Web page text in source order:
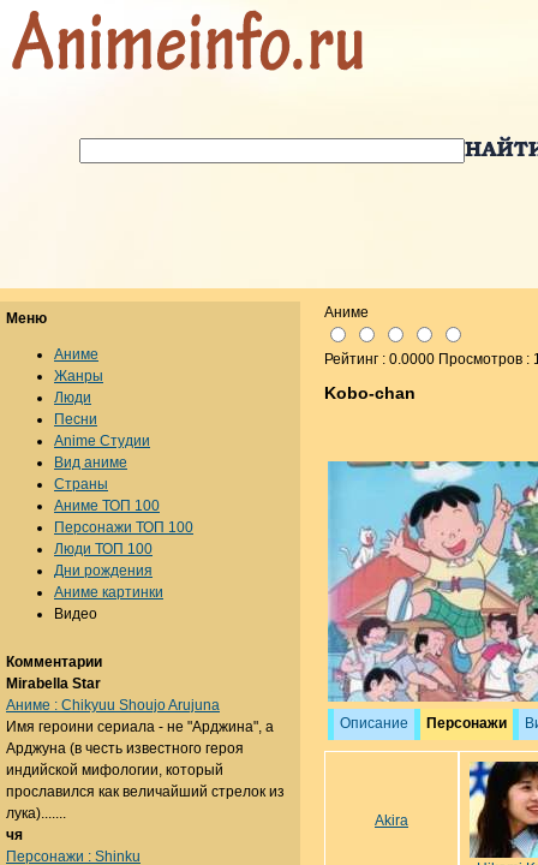
Аниме
Рейтинг : 0.0000 Просмотров :
Kobo-chan
Описание Персонажи
Akira
Меню
Аниме
Жанры
Люди
Песни
Anime Студии
Вид аниме
Страны
Аниме ТОП 100
Персонажи ТОП 100
Люди ТОП 100
Дни рождения
Аниме картинки
Видео
Комментарии
Mirabella Star
Аниме : Chikyuu Shoujo Arujuna
Имя героини сериала - не "Арджина", а
Арджуна (в честь известного героя
индийской мифологии, который
прославился как величайший стрелок из
лука).......
чя
Персонажи : Shinku